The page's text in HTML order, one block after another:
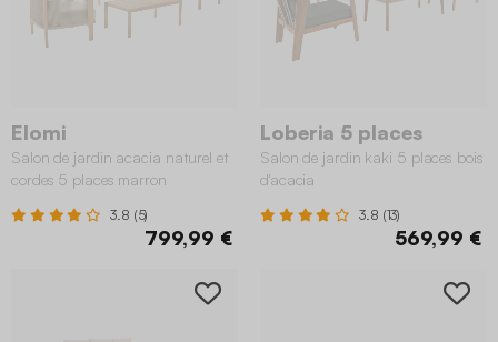
Elomi
Salon de jardin acacia naturel et
cordes 5 places marron
3.8 (5)
799,99 €
Loberia 5 places
Salon de jardin kaki 5 places bois
d'acacia
3.8 (13)
569,99 €